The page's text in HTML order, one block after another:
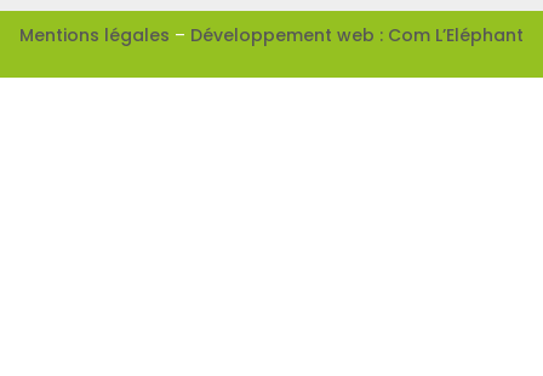
Mentions légales – Développement web : Com L’Eléphant